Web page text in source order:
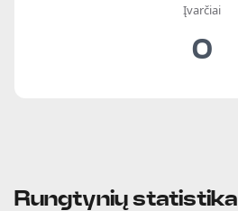
Įvarčiai
0
Rungtynių statistika